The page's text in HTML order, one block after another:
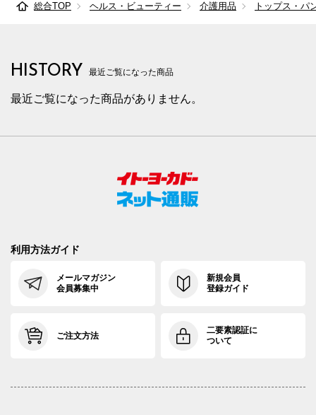
総合TOP ヘルス・ビューティー 介護用品 トップス・パ
HISTORY 最近ご覧になった商品
最近ご覧になった商品がありません。
利用方法ガイド
メールマガジン
会員募集中
新規会員
登録ガイド
ご注文方法
二要素認証に
ついて